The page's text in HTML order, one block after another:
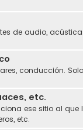
de audio,
conducción.
etc.
ese sitio al que
etc.